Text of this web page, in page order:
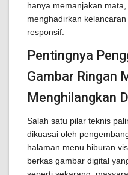
hanya memanjakan
menghadirkan
responsif.
Pentingnya
Gambar Ringan
Menghilangkan
Salah satu pilar teknis
dikuasai oleh
halaman menu hiburan
berkas gambar digital